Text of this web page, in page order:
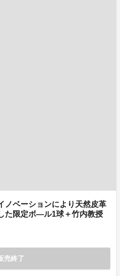
ノベーションにより天然皮革
た限定ボ―ル1球＋竹内教授
売終了